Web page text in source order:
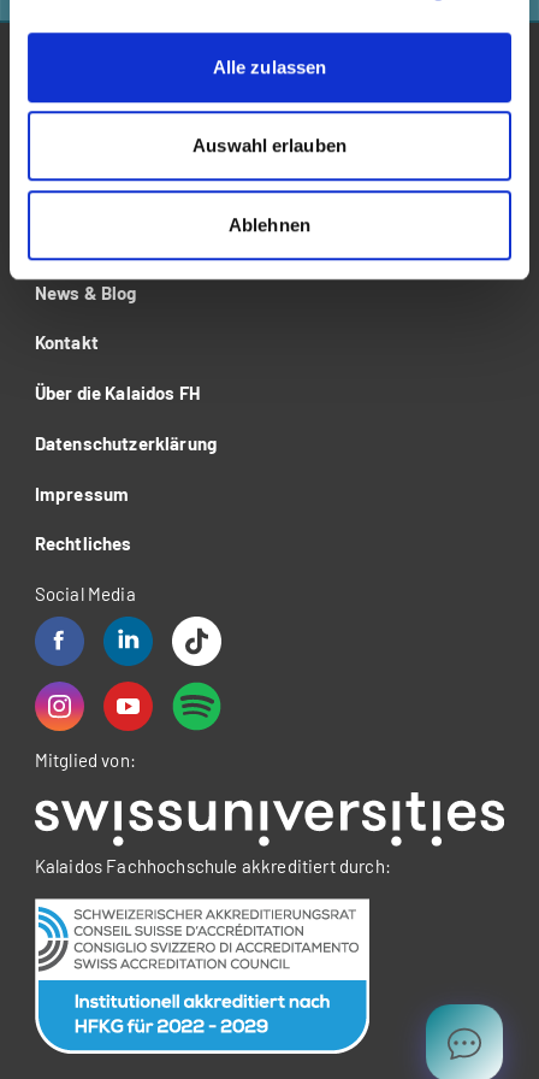
Alle zulassen
Auswahl erlauben
Ablehnen
Forschung
News & Blog
Kontakt
Über die Kalaidos FH
Datenschutzerklärung
Impressum
Rechtliches
Social Media
Mitglied von:
Kalaidos Fachhochschule akkreditiert durch: